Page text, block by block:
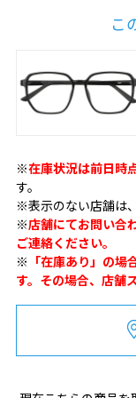
こ
※在庫状況は前日時
す。
※表示のない店舗は
※店舗にてお問い合
ご連絡ください。
※ 「在庫あり」の
す。その場合、店舗